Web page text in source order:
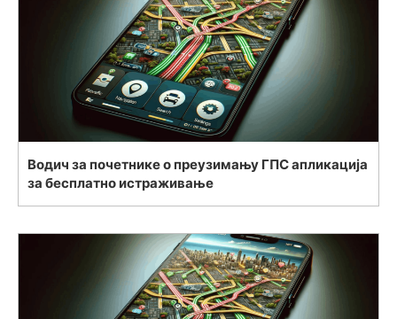
Водич за почетнике о преузимању ГПС апликација
за бесплатно истраживање